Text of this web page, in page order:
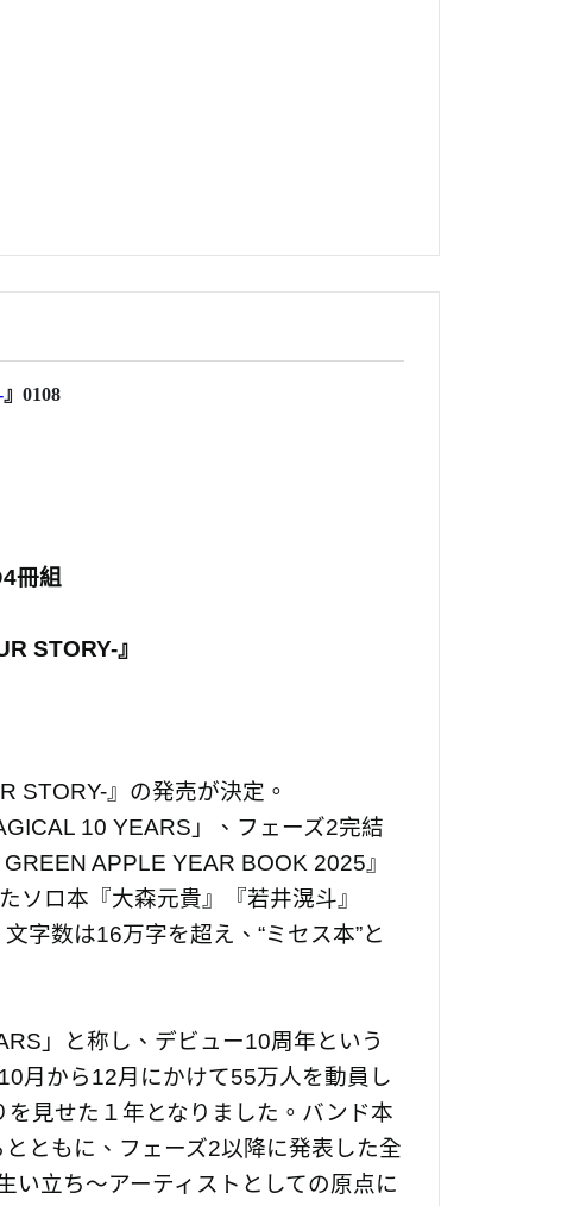
』0108
冊組
STORY-』
STORY-』の発売が決定。
10 YEARS」、フェーズ2完結
APPLE YEAR BOOK 2025』
ソロ本『大森元貴』『若井滉斗』
字数は16万字を超え、“ミセス本”と
」と称し、デビュー10周年という
月から12月にかけて55万人を動員し
見せた１年となりました。バンド本
ともに、フェーズ2以降に発表した全
い立ち〜アーティストとしての原点に